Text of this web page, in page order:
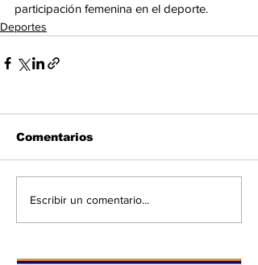
participación femenina en el deporte.
Deportes
Comentarios
Escribir un comentario...